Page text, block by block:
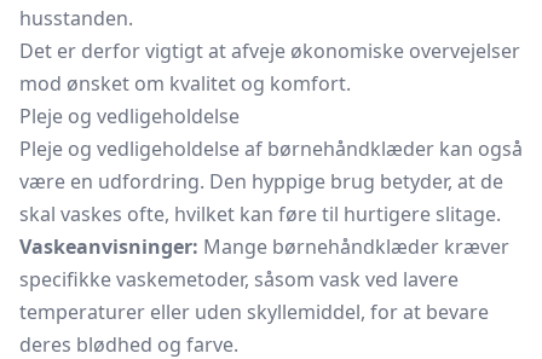
husstanden.
Det er derfor vigtigt at afveje økonomiske overvejelser
mod ønsket om kvalitet og komfort.
Pleje og vedligeholdelse
Pleje og vedligeholdelse af børnehåndklæder kan også
være en udfordring. Den hyppige brug betyder, at de
skal vaskes ofte, hvilket kan føre til hurtigere slitage.
Vaskeanvisninger: Mange børnehåndklæder kræver
specifikke vaskemetoder, såsom vask ved lavere
temperaturer eller uden skyllemiddel, for at bevare
deres blødhed og farve.